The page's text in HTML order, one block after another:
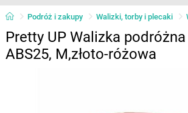
Podróż i zakupy Walizki, torby i plecaki
Pretty UP Walizka podróżna
ABS25, M,złoto-różowa